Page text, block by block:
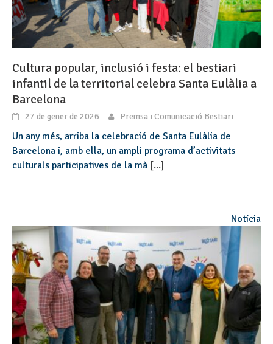
Cultura popular, inclusió i festa: el bestiari
infantil de la territorial celebra Santa Eulàlia a
Barcelona
27 de gener de 2026 Premsa i Comunicació Bestiari
Un any més, arriba la celebració de Santa Eulàlia de
Barcelona i, amb ella, un ampli programa d’activitats
culturals participatives de la mà [...]
Notícia